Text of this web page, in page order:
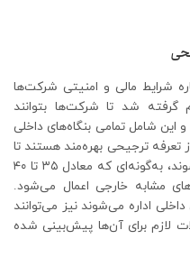
شرایط مالی و امنیتی شرکت‌ها
شد تا شرکت‌ها بتوانند
این شامل تمامی بنگاه‌های داخلی
تعرفه ترجیحی بهره‌مند هستند تا
در رقابت با شرکت‌های خارجی حمایت شوند، به‌گونه‌ای که معادل ۳۵ تا ۴۰
مشابه خارجی اعمال می‌شود.
اداره می‌شوند نیز می‌توانند
لازم برای آن‌ها پیش‌بینی شده